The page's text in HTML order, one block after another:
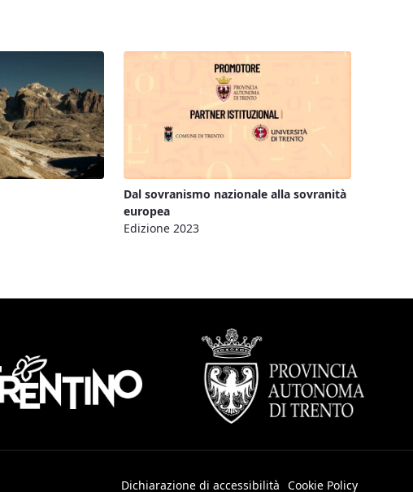
Dal sovranismo nazionale alla sovranità
europea
Edizione 2023
Dichiarazione di accessibilità Cookie Policy